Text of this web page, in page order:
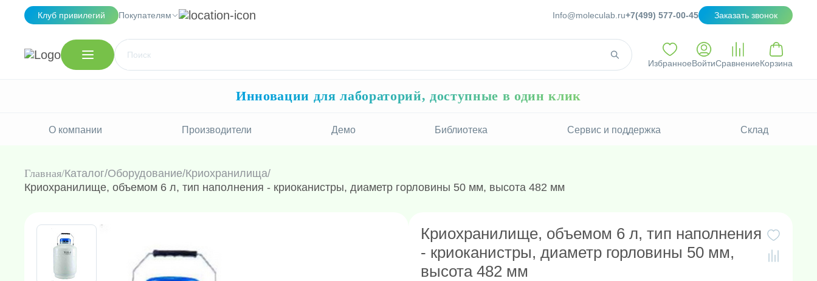
Клуб привилегий Покупателям Info@moleculab.ru+7(499) 577-00-45 Заказать звонок
ИзбранноеВойтиСравнениеКорзина
Инновации для лабораторий, доступные в один клик
О компании Производители Демо Библиотека Сервис и поддержка Склад
Главная Каталог/Оборудование/Криохранилища/
Криохранилище, объемом 6 л, тип наполнения - криоканистры, диаметр горловины 50 мм, высота 482 мм
Криохранилище, объемом 6 л, тип наполнения
- криоканистры, диаметр горловины 50 мм,
высота 482 мм